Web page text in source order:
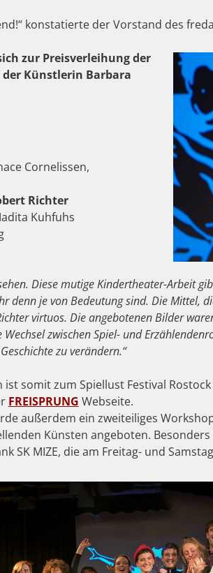
konstatierte der Vorstand des
zur Preisverleihung der
der Künstlerin Barbara
Cornelissen,
Richter
Kuhfuhs
Diese mutige Kindertheater-Arbeit
denn je von Bedeutung sind. Die Mittel,
virtuos. Die angebotenen Bilder
zwischen Spiel- und
zu verändern.“
somit zum Spiellust Festival
FREISPRUNG Webseite.
außerdem ein zweiteiliges
Künsten angeboten.
SK MIZE, die am Freitag- und